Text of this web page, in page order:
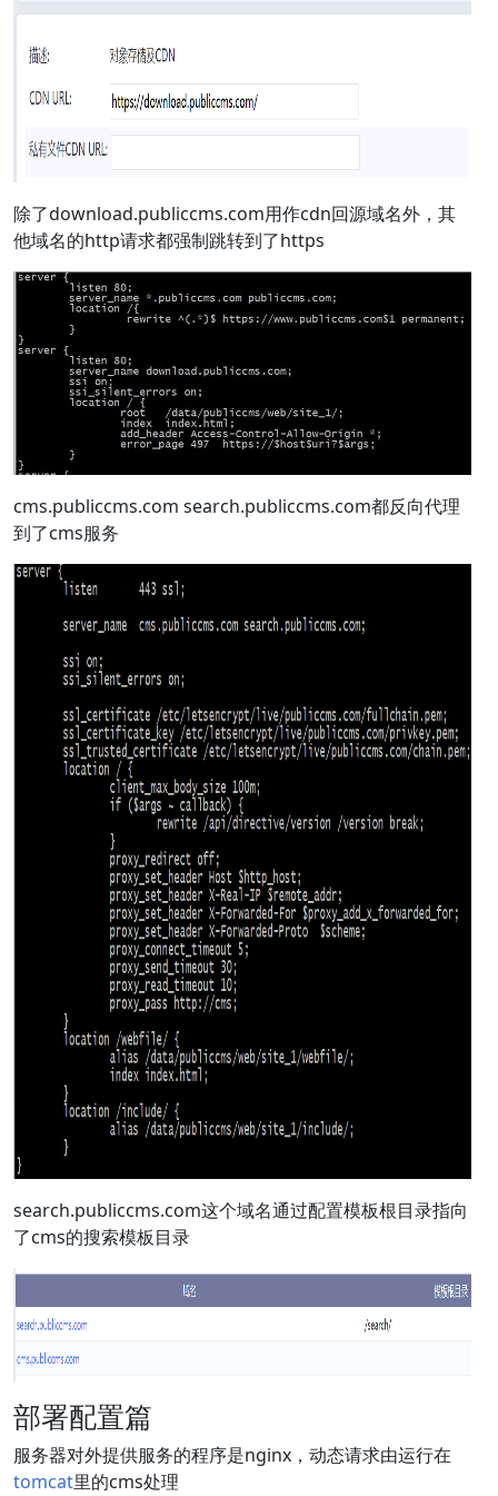
除了download.publiccms.com用作cdn回源域名外，其
他域名的http请求都强制跳转到了https
cms.publiccms.com search.publiccms.com都反向代理
到了cms服务
search.publiccms.com这个域名通过配置模板根目录指向
了cms的搜索模板目录
部署配置篇
服务器对外提供服务的程序是nginx，动态请求由运行在
tomcat里的cms处理